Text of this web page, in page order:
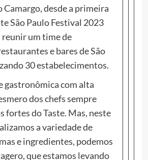
Camargo, desde a primeira
São Paulo Festival 2023
reunir um time de
e bares de São
30 estabelecimentos.
gastronômica com alta
dos chefs sempre
fortes do Taste. Mas, neste
a variedade de
e ingredientes, podemos
que estamos levando